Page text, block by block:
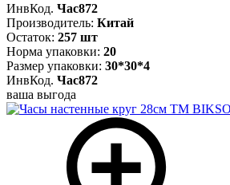
ИнвКод. Час872
Производитель: Китай
Остаток: 257 шт
Норма упаковки: 20
Размер упаковки: 30*30*4
ИнвКод. Час872
ваша выгода